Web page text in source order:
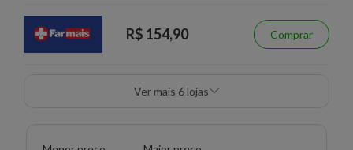
R$ 154,90 Comprar
Ver mais 6 lojas